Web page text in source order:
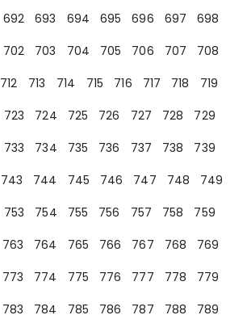
692 693 694 695 696 697
698
702 703 704 705 706 707
708
712 713 714 715 716 717 718
719
723 724 725 726 727 728
729
733 734 735 736 737 738
739
743 744 745 746 747 748
749
753 754 755 756 757 758
759
763 764 765 766 767 768
769
773 774 775 776 777 778
779
783 784 785 786 787 788
789